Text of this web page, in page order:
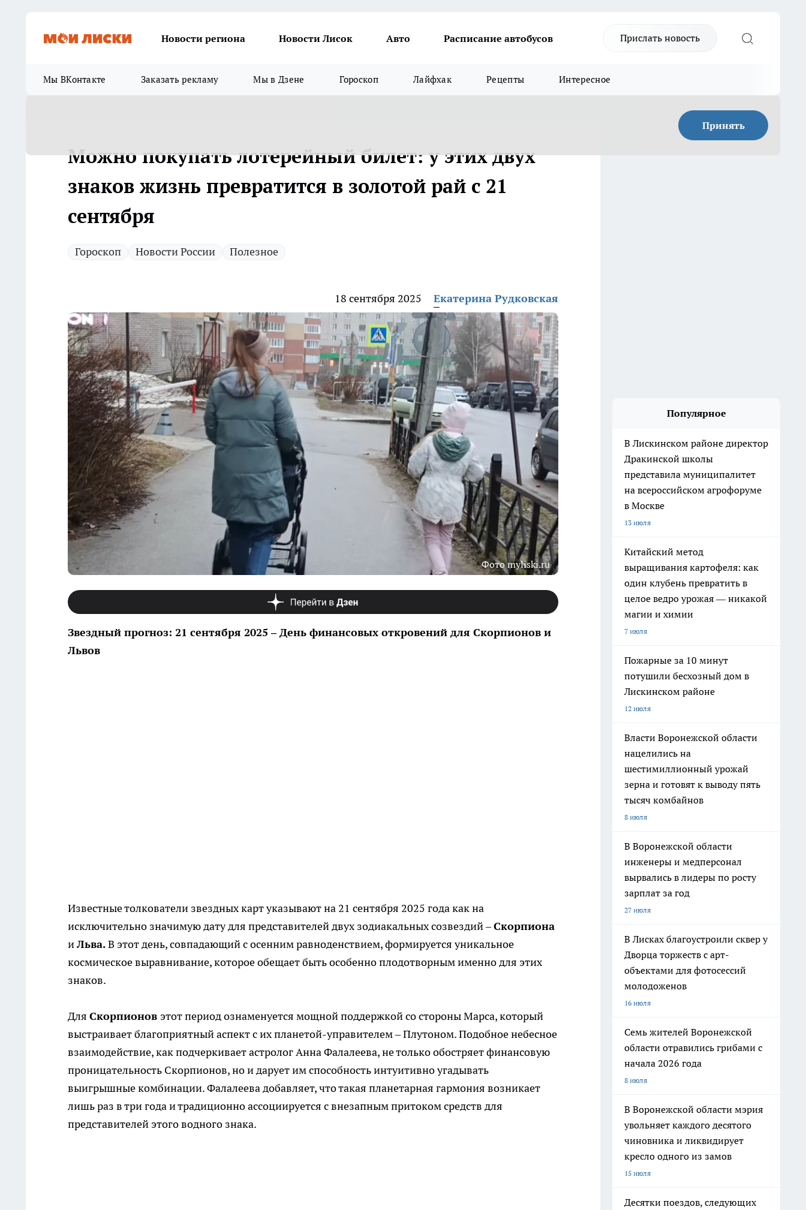
Новости региона Новости Лисок Авто Расписание автобусов Прислать новость
Мы ВКонтакте Заказать рекламу Мы в Дзене Гороскоп Лайфхак Рецепты Интересное
Принять
Можно покупать лотерейный билет: у этих двух
знаков жизнь превратится в золотой рай с 21
сентября
Гороскоп Новости России Полезное
18 сентября 2025 Екатерина Рудковская
Фото myliski.ru
Звездный прогноз: 21 сентября 2025 – День финансовых откровений для Скорпионов и
Львов
Известные толкователи звездных карт указывают на 21 сентября 2025 года как на
исключительно значимую дату для представителей двух зодиакальных созвездий –Скорпиона
иЛьва.В этот день, совпадающий с осенним равноденствием, формируется уникальное
космическое выравнивание, которое обещает быть особенно плодотворным именно для этих
знаков.
Для Скорпионов этот период ознаменуется мощной поддержкой со стороны Марса, который
выстраивает благоприятный аспект с их планетой-управителем – Плутоном. Подобное небесное
взаимодействие, как подчеркивает астролог Анна Фалалеева, не только обостряет финансовую
проницательность Скорпионов, но и дарует им способность интуитивно угадывать
выигрышные комбинации. Фалалеева добавляет, что такая планетарная гармония возникает
лишь раз в три года и традиционно ассоциируется с внезапным притоком средств для
представителей этого водного знака.
Популярное
В Лискинском районе директор
Дракинской школы
представила муниципалитет
на всероссийском агрофоруме
в Москве
13 июля
Китайский метод
выращивания картофеля: как
один клубень превратить в
целое ведро урожая — никакой
магии и химии
7 июля
Пожарные за 10 минут
потушили бесхозный дом в
Лискинском районе
12 июля
Власти Воронежской области
нацелились на
шестимиллионный урожай
зерна и готовят к выводу пять
тысяч комбайнов
8 июля
В Воронежской области
инженеры и медперсонал
вырвались в лидеры по росту
зарплат за год
27 июля
В Лисках благоустроили сквер у
Дворца торжеств с арт-
объектами для фотосессий
молодоженов
16 июля
Семь жителей Воронежской
области отравились грибами с
начала 2026 года
8 июля
В Воронежской области мэрия
увольняет каждого десятого
чиновника и ликвидирует
кресло одного из замов
15 июля
Десятки поездов, следующих